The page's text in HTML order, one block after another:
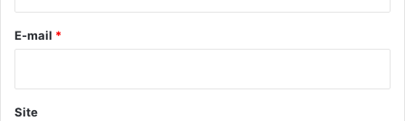
*
E-mail *
Site